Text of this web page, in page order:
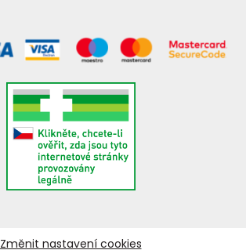
Změnit nastavení cookies